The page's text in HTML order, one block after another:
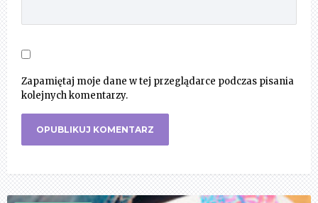
Zapamiętaj moje dane w tej przeglądarce podczas pisania
kolejnych komentarzy.